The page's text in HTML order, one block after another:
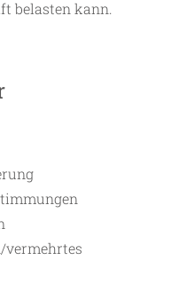
belasten kann.